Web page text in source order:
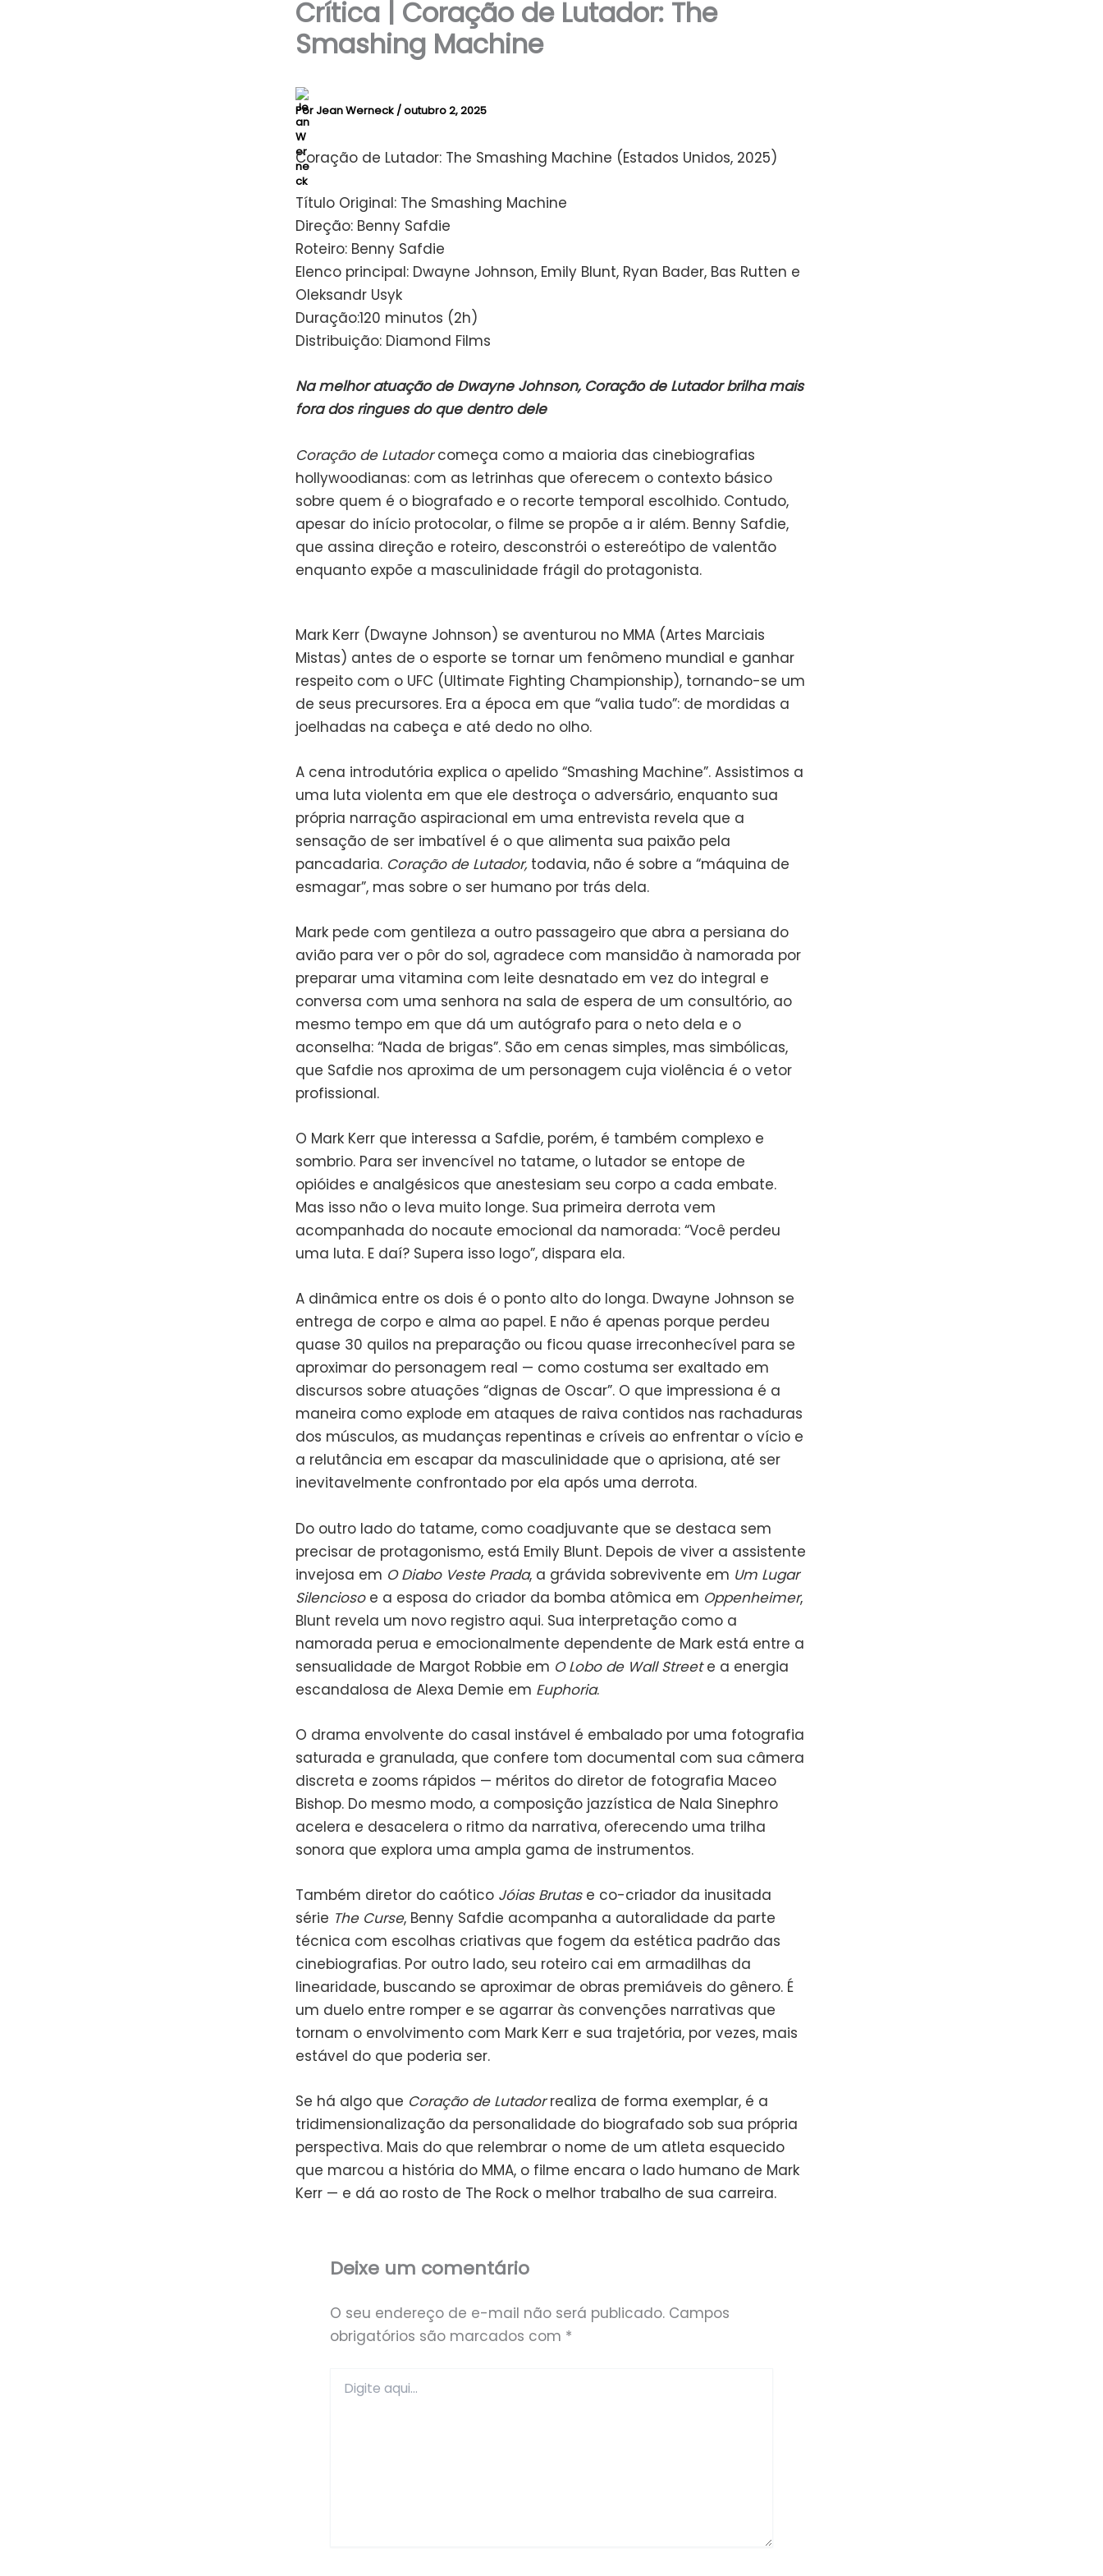
Crítica | Coração de Lutador: The
Smashing Machine
PorJean Werneck /outubro 2, 2025
Coração de Lutador: The Smashing Machine (Estados Unidos, 2025)
Título Original: The Smashing Machine
Direção: Benny Safdie
Roteiro: Benny Safdie
Elenco principal: Dwayne Johnson, Emily Blunt, Ryan Bader, Bas Rutten e
Oleksandr Usyk
Duração:120 minutos (2h)
Distribuição: Diamond Films
Na melhor atuação de Dwayne Johnson, Coração de Lutador brilha mais
fora dos ringues do que dentro dele
Coração de Lutadorcomeça como a maioria das cinebiografias
hollywoodianas: com as letrinhas que oferecem o contexto básico
sobre quem é o biografado e o recorte temporal escolhido. Contudo,
apesar do início protocolar, o filme se propõe a ir além. Benny Safdie,
que assina direção e roteiro, desconstrói o estereótipo de valentão
enquanto expõe a masculinidade frágil do protagonista.
Mark Kerr (Dwayne Johnson) se aventurou no MMA (Artes Marciais
Mistas) antes de o esporte se tornar um fenômeno mundial e ganhar
respeito com o UFC (Ultimate Fighting Championship), tornando-se um
de seus precursores. Era a época em que “valia tudo”: de mordidas a
joelhadas na cabeça e até dedo no olho.
A cena introdutória explica o apelido “Smashing Machine”. Assistimos a
uma luta violenta em que ele destroça o adversário, enquanto sua
própria narração aspiracional em uma entrevista revela que a
sensação de ser imbatível é o que alimenta sua paixão pela
pancadaria. Coração de Lutador,todavia, não é sobre a “máquina de
esmagar”, mas sobre o ser humano por trás dela.
Mark pede com gentileza a outro passageiro que abra a persiana do
avião para ver o pôr do sol, agradece com mansidão à namorada por
preparar uma vitamina com leite desnatado em vez do integral e
conversa com uma senhora na sala de espera de um consultório, ao
mesmo tempo em que dá um autógrafo para o neto dela e o
aconselha: “Nada de brigas”. São em cenas simples, mas simbólicas,
que Safdie nos aproxima de um personagem cuja violência é o vetor
profissional.
O Mark Kerr que interessa a Safdie, porém, é também complexo e
sombrio. Para ser invencível no tatame, o lutador se entope de
opióides e analgésicos que anestesiam seu corpo a cada embate.
Mas isso não o leva muito longe. Sua primeira derrota vem
acompanhada do nocaute emocional da namorada: “Você perdeu
uma luta. E daí? Supera isso logo”, dispara ela.
A dinâmica entre os dois é o ponto alto do longa. Dwayne Johnson se
entrega de corpo e alma ao papel. E não é apenas porque perdeu
quase 30 quilos na preparação ou ficou quase irreconhecível para se
aproximar do personagem real — como costuma ser exaltado em
discursos sobre atuações “dignas de Oscar”. O que impressiona é a
maneira como explode em ataques de raiva contidos nas rachaduras
dos músculos, as mudanças repentinas e críveis ao enfrentar o vício e
a relutância em escapar da masculinidade que o aprisiona, até ser
inevitavelmente confrontado por ela após uma derrota.
Do outro lado do tatame, como coadjuvante que se destaca sem
precisar de protagonismo, está Emily Blunt. Depois de viver a assistente
invejosa em O Diabo Veste Prada, a grávida sobrevivente em Um Lugar
Silenciosoe a esposa do criador da bomba atômica em Oppenheimer,
Blunt revela um novo registro aqui. Sua interpretação como a
namorada perua e emocionalmente dependente de Mark está entre a
sensualidade de Margot Robbie em O Lobo de Wall Streete a energia
escandalosa de Alexa Demie em Euphoria.
O drama envolvente do casal instável é embalado por uma fotografia
saturada e granulada, que confere tom documental com sua câmera
discreta e zooms rápidos — méritos do diretor de fotografia Maceo
Bishop. Do mesmo modo, a composição jazzística de Nala Sinephro
acelera e desacelera o ritmo da narrativa, oferecendo uma trilha
sonora que explora uma ampla gama de instrumentos.
Também diretor do caótico Jóias Brutase co-criador da inusitada
série The Curse, Benny Safdie acompanha a autoralidade da parte
técnica com escolhas criativas que fogem da estética padrão das
cinebiografias. Por outro lado, seu roteiro cai em armadilhas da
linearidade, buscando se aproximar de obras premiáveis do gênero. É
um duelo entre romper e se agarrar às convenções narrativas que
tornam o envolvimento com Mark Kerr e sua trajetória, por vezes, mais
estável do que poderia ser.
Se há algo que Coração de Lutadorrealiza de forma exemplar, é a
tridimensionalização da personalidade do biografado sob sua própria
perspectiva. Mais do que relembrar o nome de um atleta esquecido
que marcou a história do MMA, o filme encara o lado humano de Mark
Kerr — e dá ao rosto de The Rock o melhor trabalho de sua carreira.
Deixe um comentário
O seu endereço de e-mail não será publicado. Campos
obrigatórios são marcados com *
aqui...